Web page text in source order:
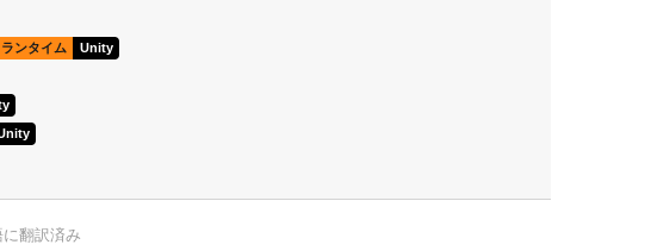
ランタイム Unity
に翻訳済み